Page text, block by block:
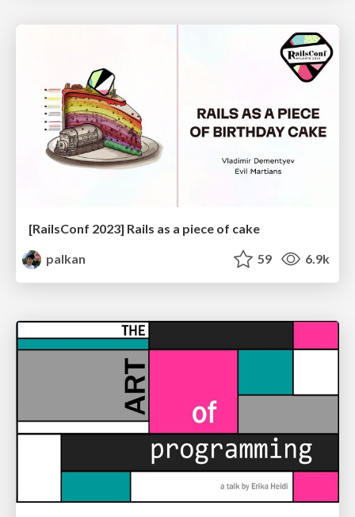
[RailsConf 2023] Rails as a piece of cake
palkan
59 6.9k